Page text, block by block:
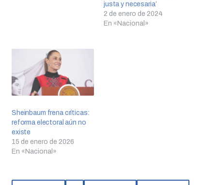
justa y necesaria’
2 de enero de 2024
En «Nacional»
Sheinbaum frena críticas:
reforma electoral aún no
existe
15 de enero de 2026
En «Nacional»